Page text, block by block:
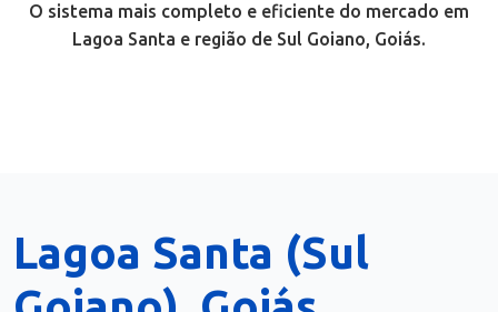
O sistema mais completo e eficiente do mercado em
Lagoa Santa e região de Sul Goiano, Goiás.
Lagoa Santa (Sul